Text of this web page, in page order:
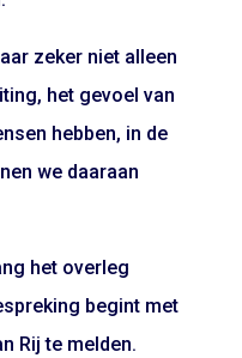
zeker niet alleen
het gevoel van
hebben, in de
we daaraan
het overleg
begint met
Rij te melden.